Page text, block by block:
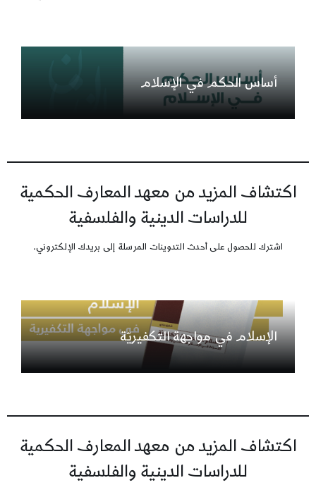
أساس الحكم في الإسلام
اكتشاف المزيد من معهد المعارف الحكمية
للدراسات الدينية والفلسفية
اشترك للحصول على أحدث التدوينات المرسلة إلى بريدك الإلكتروني.
الإسلام في مواجهة التكفيريّة
اكتشاف المزيد من معهد المعارف الحكمية
للدراسات الدينية والفلسفية